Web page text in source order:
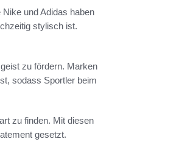
und Adidas haben
stylisch ist.
zu fördern. Marken
sodass Sportler beim
zu finden. Mit diesen
gesetzt.